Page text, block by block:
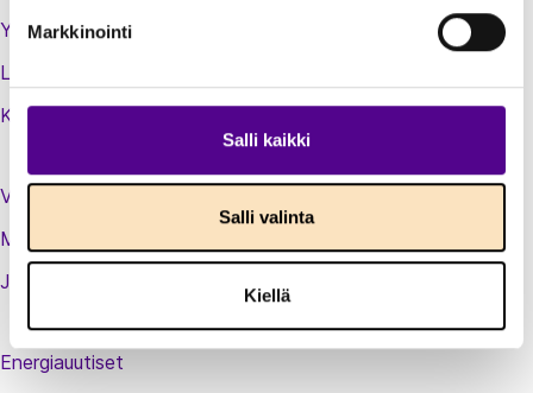
Markkinointi
Salli kaikki
Salli valinta
Kiellä
Yhteystiedot
Laskutustiedot
Kirjaudu sisään jäsenextraan
Vastuullisuusteot
Medialle
Jäsenluettelo
Energiauutiset